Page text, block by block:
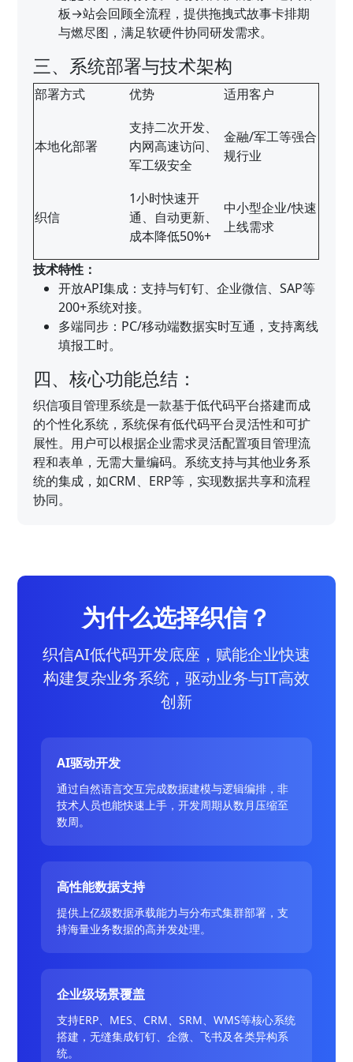
板→站会回顾全流程，提供拖拽式故事卡排期
与燃尽图，满足软硬件协同研发需求。
三、系统部署与技术架构
部署方式 优势 适用客户
本地化部署
支持二次开发、
内网高速访问、
军工级安全
金融/军工等强合
规行业
织信
1小时快速开
通、自动更新、
成本降低50%+
中小型企业/快速
上线需求
技术特性：
开放API集成：支持与钉钉、企业微信、SAP等
200+系统对接。
多端同步：PC/移动端数据实时互通，支持离线
填报工时。
四、核心功能总结：
织信项目管理系统是一款基于低代码平台搭建而成
的个性化系统，系统保有低代码平台灵活性和可扩
展性。用户可以根据企业需求灵活配置项目管理流
程和表单，无需大量编码。系统支持与其他业务系
统的集成，如CRM、ERP等，实现数据共享和流程
协同。
为什么选择织信？
织信AI低代码开发底座，赋能企业快速
构建复杂业务系统，驱动业务与IT高效
创新
AI驱动开发
通过自然语言交互完成数据建模与逻辑编排，非
技术人员也能快速上手，开发周期从数月压缩至
数周。
高性能数据支持
提供上亿级数据承载能力与分布式集群部署，支
持海量业务数据的高并发处理。
企业级场景覆盖
支持ERP、MES、CRM、SRM、WMS等核心系统
搭建，无缝集成钉钉、企微、飞书及各类异构系
统。